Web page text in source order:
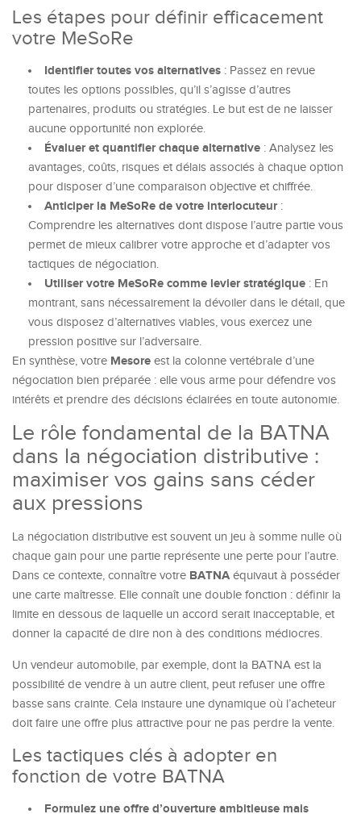
Les étapes pour définir efficacement
votre MeSoRe
Identifier toutes vos alternatives : Passez en revue
toutes les options possibles, qu’il s’agisse d’autres
partenaires, produits ou stratégies. Le but est de ne laisser
aucune opportunité non explorée.
Évaluer et quantifier chaque alternative : Analysez les
avantages, coûts, risques et délais associés à chaque option
pour disposer d’une comparaison objective et chiffrée.
Anticiper la MeSoRe de votre interlocuteur:
Comprendre les alternatives dont dispose l’autre partie vous
permet de mieux calibrer votre approche et d’adapter vos
tactiques de négociation.
Utiliser votre MeSoRe comme levier stratégique : En
montrant, sans nécessairement la dévoiler dans le détail, que
vous disposez d’alternatives viables, vous exercez une
pression positive sur l’adversaire.
En synthèse, votre Mesore est la colonne vertébrale d’une
négociation bien préparée : elle vous arme pour défendre vos
intérêts et prendre des décisions éclairées en toute autonomie.
Le rôle fondamental de la BATNA
dans la négociation distributive :
maximiser vos gains sans céder
aux pressions
La négociation distributive est souvent un jeu à somme nulle où
chaque gain pour une partie représente une perte pour l’autre.
Dans ce contexte, connaître votre BATNA équivaut à posséder
une carte maîtresse. Elle connaît une double fonction : définir la
limite en dessous de laquelle un accord serait inacceptable, et
donner la capacité de dire non à des conditions médiocres.
Un vendeur automobile, par exemple, dont la BATNA est la
possibilité de vendre à un autre client, peut refuser une offre
basse sans crainte. Cela instaure une dynamique où l’acheteur
doit faire une offre plus attractive pour ne pas perdre la vente.
Les tactiques clés à adopter en
fonction de votre BATNA
Formulez une offre d’ouverture ambitieuse mais